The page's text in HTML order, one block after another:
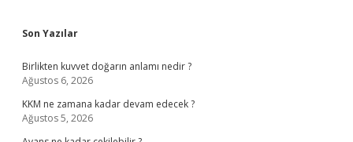
Sidebar
Son Yazılar
Birlikten kuvvet doğarın anlamı nedir ?
Ağustos 6, 2026
KKM ne zamana kadar devam edecek ?
Ağustos 5, 2026